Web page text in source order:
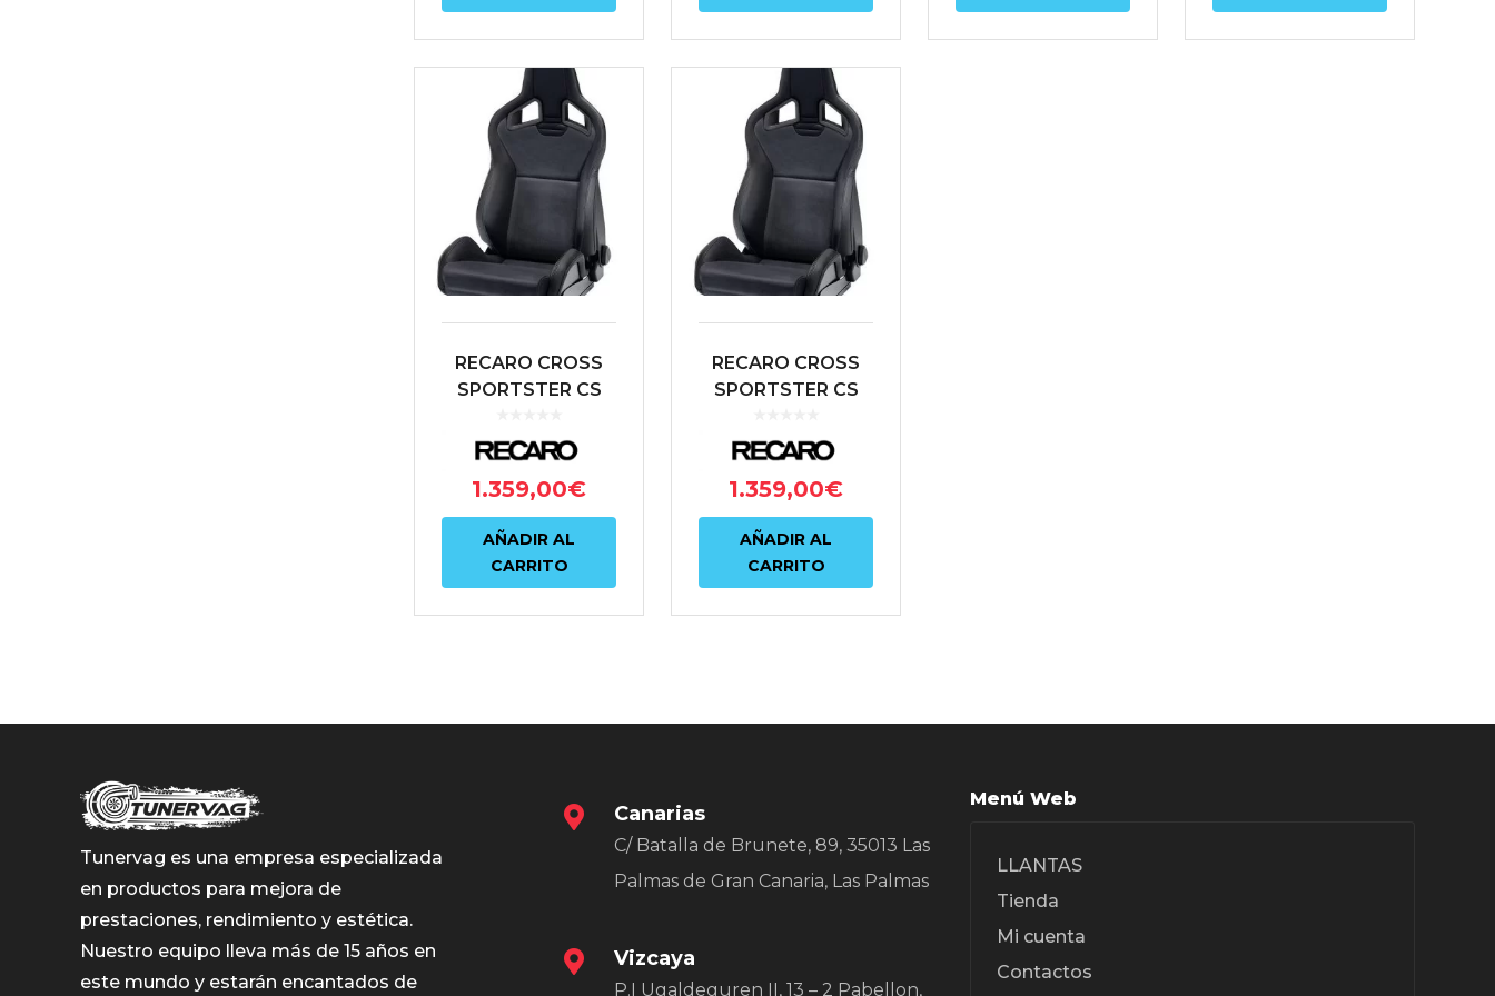
RECARO CROSS
SPORTSTER CS
NEGRO/NARDO
(COPILOTO)
1.359,00€
AÑADIR AL
CARRITO
RECARO CROSS
SPORTSTER CS
NEGRO/NARDO
1.359,00€
AÑADIR AL
CARRITO
Tunervag es una empresa especializada
en productos para mejora de
prestaciones, rendimiento y estética.
Nuestro equipo lleva más de 15 años en
este mundo y estarán encantados de
Canarias
C/ Batalla de Brunete, 89, 35013 Las
Palmas de Gran Canaria, Las Palmas
Vizcaya
P.I Ugaldeguren II, 13 – 2 Pabellon,
Menú Web
LLANTAS
Tienda
Mi cuenta
Contactos